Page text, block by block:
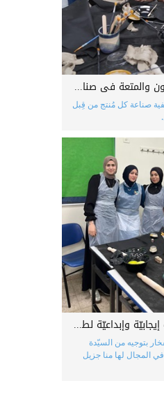
صبّ الشمع والصابون والمتعة في صناعة أنواع مميّزة من الكعك
صناعة كل مُنتج من قِبل
ورشة كلّها طاقات إيجابيّة وإبداعيّة لطلاب صف الحادي عشر ״2״
بتوجيه من السيّدة
المجال لها منا جزيل